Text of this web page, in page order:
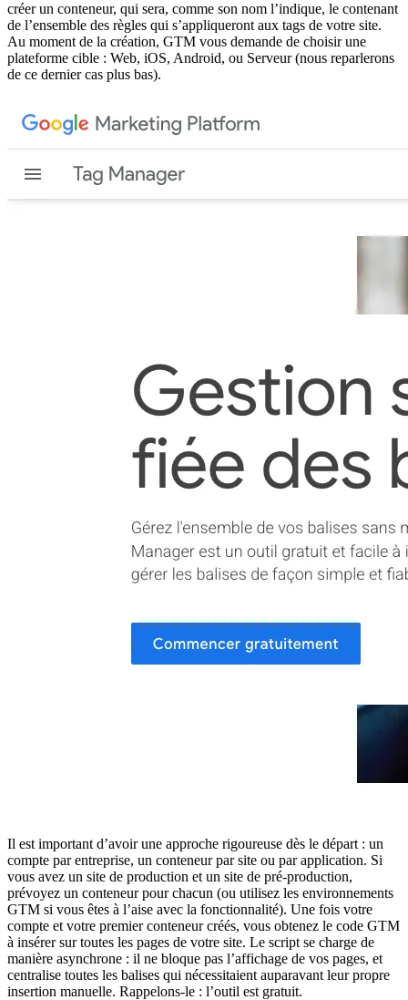
créer un conteneur, qui sera, comme son nom l’indique, le contenant
de l’ensemble des règles qui s’appliqueront aux tags de votre site.
Au moment de la création, GTM vous demande de choisir une
plateforme cible : Web, iOS, Android, ou Serveur (nous reparlerons
de ce dernier cas plus bas).
Il est important d’avoir une approche rigoureuse dès le départ : un
compte par entreprise, un conteneur par site ou par application. Si
vous avez un site de production et un site de pré-production,
prévoyez un conteneur pour chacun (ou utilisez les environnements
GTM si vous êtes à l’aise avec la fonctionnalité). Une fois votre
compte et votre premier conteneur créés, vous obtenez le code GTM
à insérer sur toutes les pages de votre site. Le script se charge de
manière asynchrone : il ne bloque pas l’affichage de vos pages, et
centralise toutes les balises qui nécessitaient auparavant leur propre
insertion manuelle. Rappelons-le : l’outil est gratuit.